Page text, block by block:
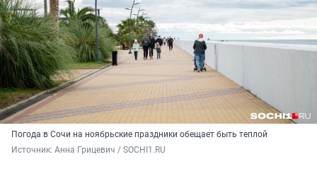
Погода в Сочи на ноябрьские праздники обещает быть теплой
Источник: Анна Грицевич / SOCHI1.RU